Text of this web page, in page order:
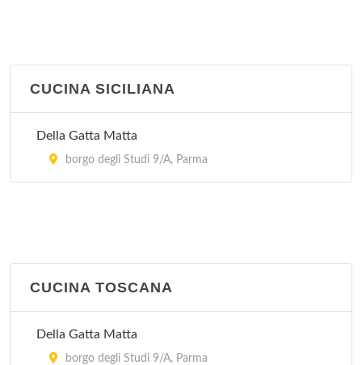
CUCINA SICILIANA
Della Gatta Matta
borgo degli Studi 9/A, Parma
CUCINA TOSCANA
Della Gatta Matta
borgo degli Studi 9/A, Parma